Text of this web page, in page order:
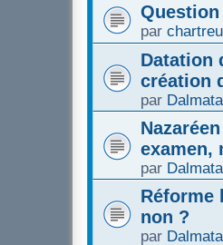
par
Datation
création
par
examen,
par
Réforme
non ?
par